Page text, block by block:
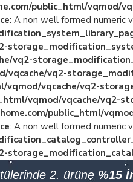
public_html/vqmod/
: A non well formed numeric
vq2-
vqcache/vq2-
vqmod/vqcache/vq2-
vqmod/vqcache/
public_html/
: A non well formed numeric
2. ürüne %15